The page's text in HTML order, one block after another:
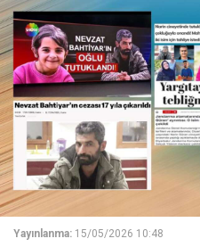
Yayınlanma: 15/05/2026 10:48